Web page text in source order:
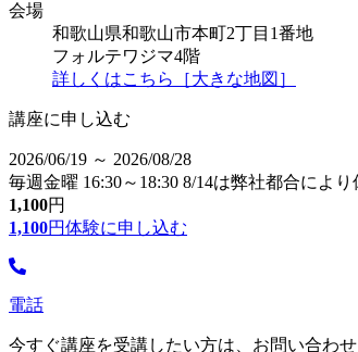
会場
和歌山県和歌山市本町2丁目1番地
フォルテワジマ4階
詳しくはこちら［大きな地図］
講座に申し込む
2026/06/19 ～ 2026/08/28
毎週金曜 16:30～18:30 8/14は弊社都合により
1,100円
1,100円体験に申し込む
電話
今すぐ講座を受講したい方は、お問い合わせ